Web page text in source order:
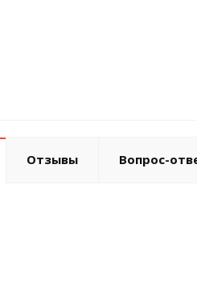
Отзывы Вопрос-